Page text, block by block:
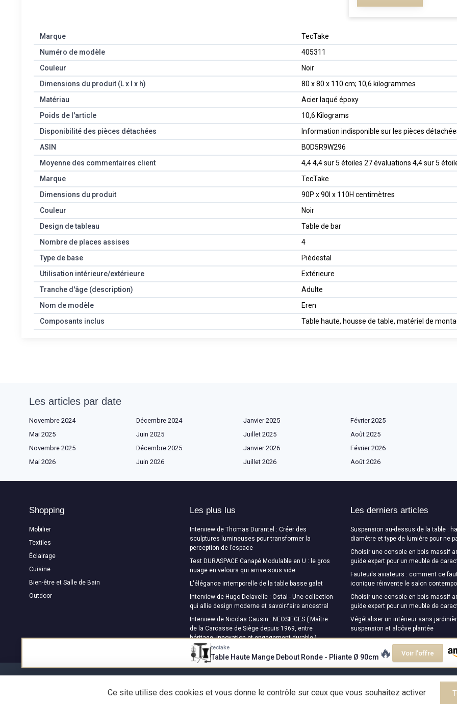
Marque
‎TecTake
Numéro de modèle
‎405311
Couleur
‎Noir
Dimensions du produit (L x l x h)
‎80 x 80 x 110 cm; 10,6 kilogrammes
Matériau
‎Acier laqué époxy
Poids de l'article
‎10,6 Kilograms
Disponibilité des pièces détachées
‎Information indisponible sur les pièces
ASIN
B0D5R9W296
Moyenne des commentaires client
4,4 4,4 sur 5 étoiles 27 évaluations 4,4 sur 5
Marque
TecTake
Dimensions du produit
90P x 90l x 110H centimètres
Couleur
Noir
Design de tableau
Table de bar
Nombre de places assises
4
Type de base
Piédestal
Utilisation intérieure/extérieure
Extérieure
Tranche d'âge (description)
Adulte
Nom de modèle
Eren
Composants inclus
Table haute, housse de table, matériel de
tectake
Table Haute Mange Debout Ronde - Pliante Ø 90cm 🔥 Voir l'offre
Les articles par date
Novembre 2024 Décembre 2024 Janvier 2025
Février 2025
Mai 2025
Juin 2025 Juillet 2025
Août 2025
Novembre 2025
Décembre 2025 Janvier 2026
Février 2026
Mai 2026
Juin 2026 Juillet 2026 Août 2026
Shopping
Mobilier
Textiles
Éclairage
Cuisine
Bien-être et Salle de Bain
Outdoor
Les plus lus
Interview de Thomas Durantel : Créer des
sculptures lumineuses pour transformer la
perception de l’espace
Test DURASPACE Canapé Modulable en U : le gros
nuage en velours qui arrive sous vide
L'élégance intemporelle de la table basse galet
Interview de Hugo Delavelle : Ostal - Une collection
qui allie design moderne et savoir-faire ancestral
Interview de Nicolas Causin : NEOSIEGES ( Maître
de la Carcasse de Siège depuis 1969, entre
héritage, innovation et engagement durable )
Les derniers articles
Suspension au-dessus de la table :
diamètre et type de lumière pour ne
Choisir une console en bois massif
guide expert pour un meuble de
Fauteuils aviateurs : comment ce
iconique réinvente le salon
Choisir une console en bois massif
guide expert pour un meuble de
Végétaliser un intérieur sans
suspension et alcôve plantée
© Design Magazine 2026
Ce site utilise des cookies et vous donne le contrôle sur ceux que vous souhaitez activer